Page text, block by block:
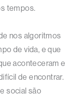
tempos.
nos algoritmos
de vida, e que
aconteceram e
de encontrar.
social são